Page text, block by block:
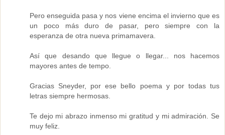
Pero enseguida pasa y nos viene encima el invierno que es
un poco más duro de pasar, pero siempre con la
esperanza de otra nueva primamavera.
Así que desando que llegue o llegar... nos hacemos
mayores antes de tempo.
Gracias Sneyder, por ese bello poema y por todas tus
letras siempre hermosas.
Te dejo mi abrazo inmenso mi gratitud y mi admiración. Se
muy feliz.